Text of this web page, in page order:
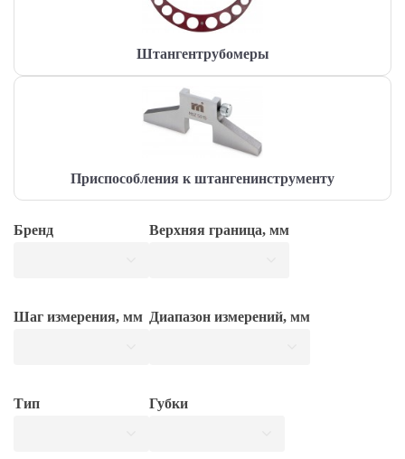
Штангентрубомеры
Приспособления к штангенинструменту
Бренд Верхняя граница, мм
Шаг измерения, мм Диапазон измерений, мм
Тип Губки